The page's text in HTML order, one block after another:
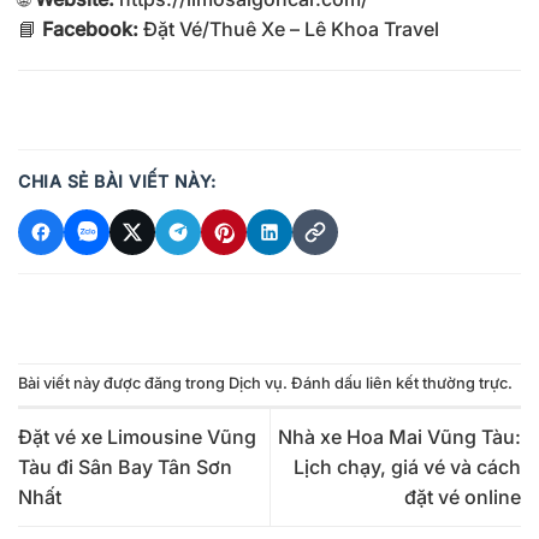
📘 Facebook: Đặt Vé/Thuê Xe – Lê Khoa Travel
CHIA SẺ BÀI VIẾT NÀY:
Bài viết này được đăng trong Dịch vụ. Đánh dấu liên kết thường trực.
Đặt vé xe Limousine Vũng
Tàu đi Sân Bay Tân Sơn
Nhất
Nhà xe Hoa Mai Vũng Tàu:
Lịch chạy, giá vé và cách
đặt vé online